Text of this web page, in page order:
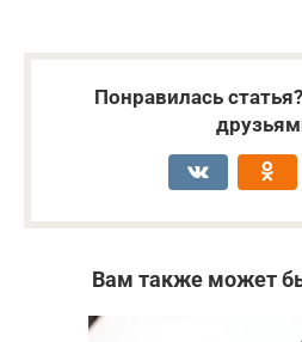
Понравилась
Вам также может